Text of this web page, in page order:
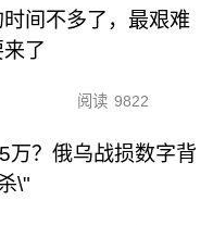
间不多了，最艰难
了
阅读 9822
万？俄乌战损数字背
\"